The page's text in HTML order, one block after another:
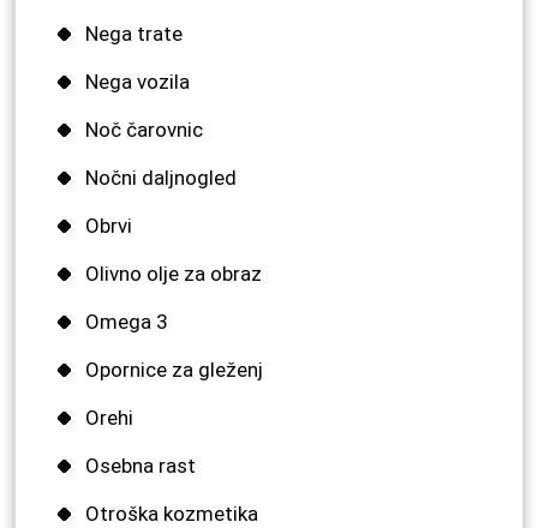
Nega trate
Nega vozila
Noč čarovnic
Nočni daljnogled
Obrvi
Olivno olje za obraz
Omega 3
Opornice za gleženj
Orehi
Osebna rast
Otroška kozmetika